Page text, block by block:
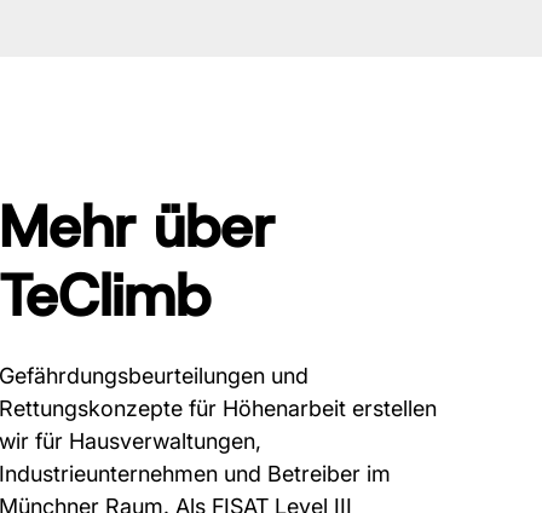
über
und
für Höhenarbeit erstellen
für Hausverwaltungen,
und Betreiber im
Raum. Als FISAT Level III